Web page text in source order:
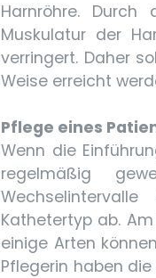
Harnröhre.
Muskulatur der
verringert. Daher
Weise erreicht
Pflege eines
Wenn die
regelmäßig
Kathetertyp ab.
einige Arten
Pflegerin haben